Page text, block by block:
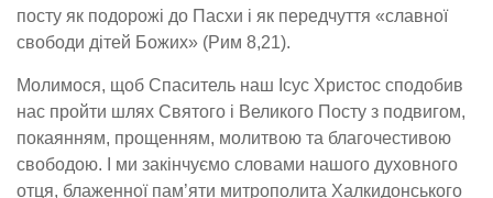
посту як подорожі до Пасхи і як передчуття «славної
свободи дітей Божих» (Рим 8,21).
Молимося, щоб Спаситель наш Ісус Христос сподобив
нас пройти шлях Святого і Великого Посту з подвигом,
покаянням, прощенням, молитвою та благочестивою
свободою. І ми закінчуємо словами нашого духовного
отця, блаженної пам’яти митрополита Халкидонського